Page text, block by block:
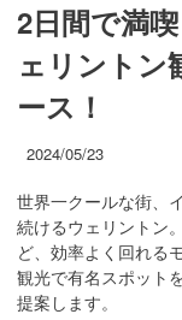
2日間で満
ェリントン
ース！
2024/05/23
世界一クールな街、
続けるウェリントン
ど、効率よく回れる
観光で有名スポット
提案します。